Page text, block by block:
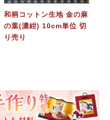
和柄コットン生地 金の麻
の葉(濃紺) 10cm単位 切
り売り